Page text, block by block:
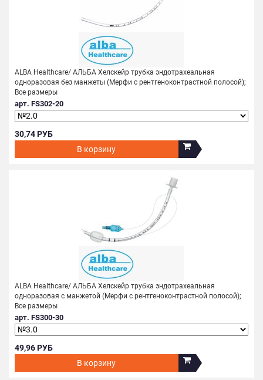
ALBA Healthcare/ АЛЬБА Хелскейр трубка эндотрахеальная
одноразовая без манжеты (Мерфи с рентгеноконтрастной полосой);
Все размеры
арт. FS302-20
30,74 РУБ
В корзину
ALBA Healthcare/ АЛЬБА Хелскейр трубка эндотрахеальная
одноразовая с манжетой (Мерфи с рентгеноконтрастной полосой);
Все размеры
арт. FS300-30
49,96 РУБ
В корзину